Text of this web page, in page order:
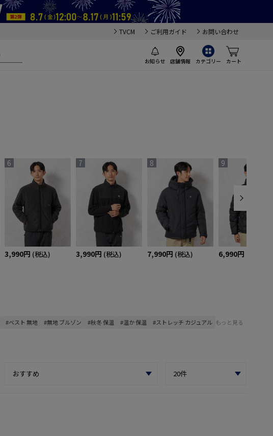
TVCM ご利用ガイド お問い合わせ
お知らせ 店舗情報 カテゴリー カート
6
3,990円 (税込)
7
3,990円 (税込)
8
7,990円 (税込)
9
6,990円
#ベスト 無地 #無地 ブルゾン #秋冬 保温 #温か 保温 #ストレッチ カジュアル もっと見る